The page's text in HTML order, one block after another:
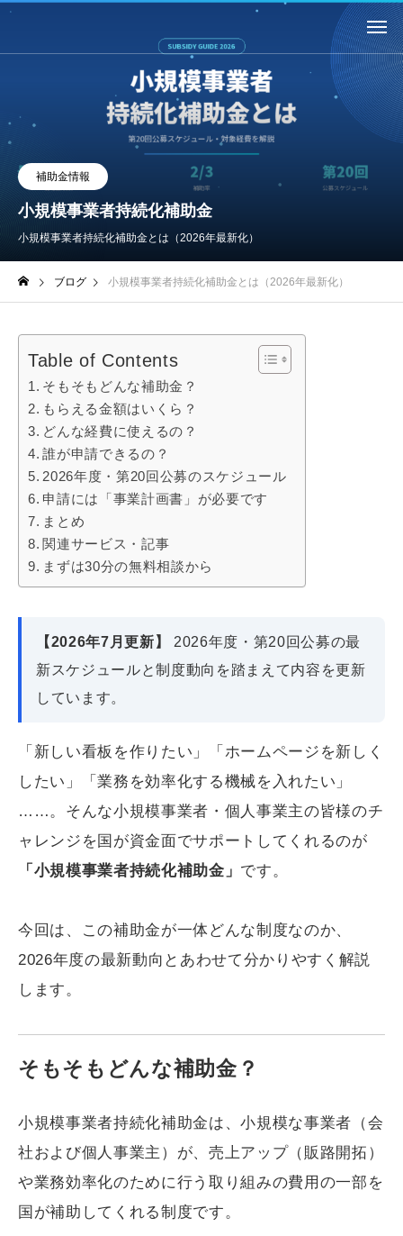
補助金情報
小規模事業者持続化補助金
小規模事業者持続化補助金とは（2026年最新化）
ブログ 小規模事業者持続化補助金とは（2026年最新化）
Table of Contents
そもそもどんな補助金？
もらえる金額はいくら？
どんな経費に使えるの？
誰が申請できるの？
2026年度・第20回公募のスケジュール
申請には「事業計画書」が必要です
まとめ
関連サービス・記事
まずは30分の無料相談から
【2026年7月更新】
2026年度・第20回公募の最
新スケジュールと制度動向を踏まえて内容を更新
しています。
「新しい看板を作りたい」「ホームページを新しく
したい」「業務を効率化する機械を入れたい」
……。そんな小規模事業者・個人事業主の皆様のチ
ャレンジを国が資金面でサポートしてくれるのが
「小規模事業者持続化補助金」 です。
今回は、この補助金が一体どんな制度なのか、
2026年度の最新動向とあわせて分かりやすく解説
します。
そもそもどんな補助金？
小規模事業者持続化補助金は、小規模な事業者（会
社および個人事業主）が、売上アップ（販路開拓）
や業務効率化のために行う取り組みの費用の一部を
国が補助してくれる制度です。